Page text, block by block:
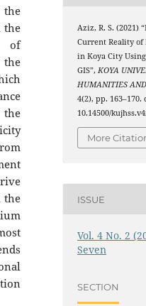
the
of
the
Aziz, R. S. (2021)
Current Reality of
in Koya City
GIS”, KOYA
HUMANITIES
4(2), pp. 163–170.
10.14500/
More
ISSUE
Vol. 4 No. 2
Seven
SECTION